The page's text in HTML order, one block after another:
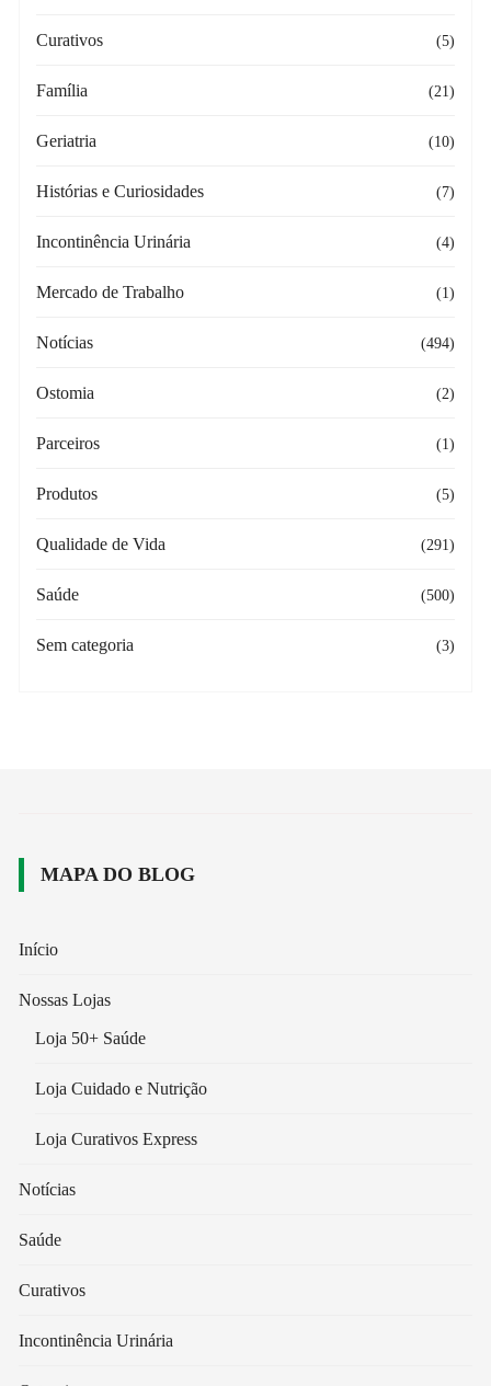
Curativos (5)
Família (21)
Geriatria (10)
Histórias e Curiosidades (7)
Incontinência Urinária (4)
Mercado de Trabalho (1)
Notícias (494)
Ostomia (2)
Parceiros (1)
Produtos (5)
Qualidade de Vida (291)
Saúde (500)
Sem categoria (3)
MAPA DO BLOG
Início
Nossas Lojas
Loja 50+ Saúde
Loja Cuidado e Nutrição
Loja Curativos Express
Notícias
Saúde
Curativos
Incontinência Urinária